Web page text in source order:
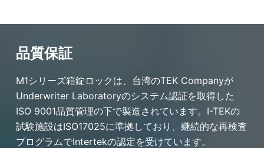
品質保証
M1シリーズ箱錠ロックは、台湾のTEK Companyが
Underwriter Laboratoryのシステム認証を取得した
ISO 9001品質管理の下で製造されています。I-TEKの
試験施設はISO17025に準拠しており、継続的な再検査
プログラムでIntertekの認定を受けています。